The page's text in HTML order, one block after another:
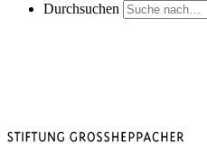
Durchsuchen